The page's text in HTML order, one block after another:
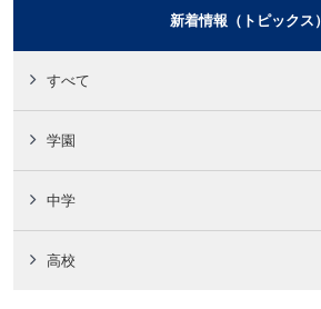
新着情報（トピックス）
すべて
学園
中学
高校